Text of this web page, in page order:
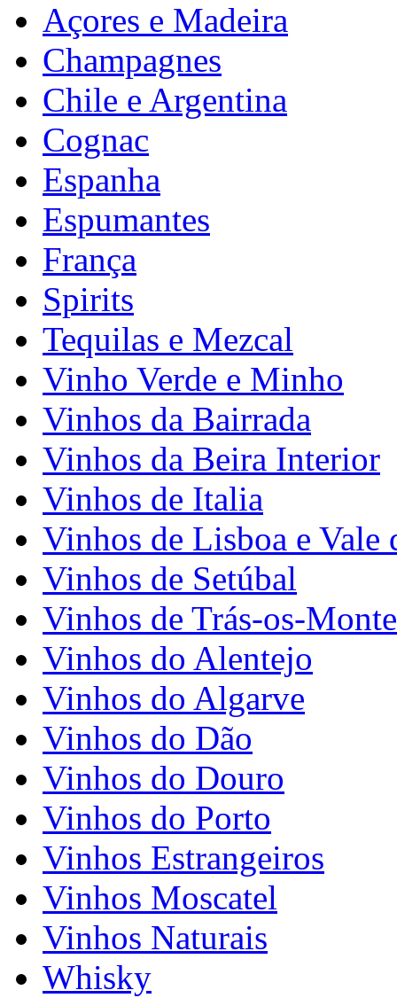
Açores e Madeira
Champagnes
Chile e Argentina
Cognac
Espanha
Espumantes
França
Spirits
Tequilas e Mezcal
Vinho Verde e Minho
Vinhos da Bairrada
Vinhos da Beira Interior
Vinhos de Italia
Vinhos de Lisboa e Vale
Vinhos de Setúbal
Vinhos de Trás-os-
Vinhos do Alentejo
Vinhos do Algarve
Vinhos do Dão
Vinhos do Douro
Vinhos do Porto
Vinhos Estrangeiros
Vinhos Moscatel
Vinhos Naturais
Whisky